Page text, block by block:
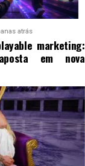
atrás
marketing:
em nova